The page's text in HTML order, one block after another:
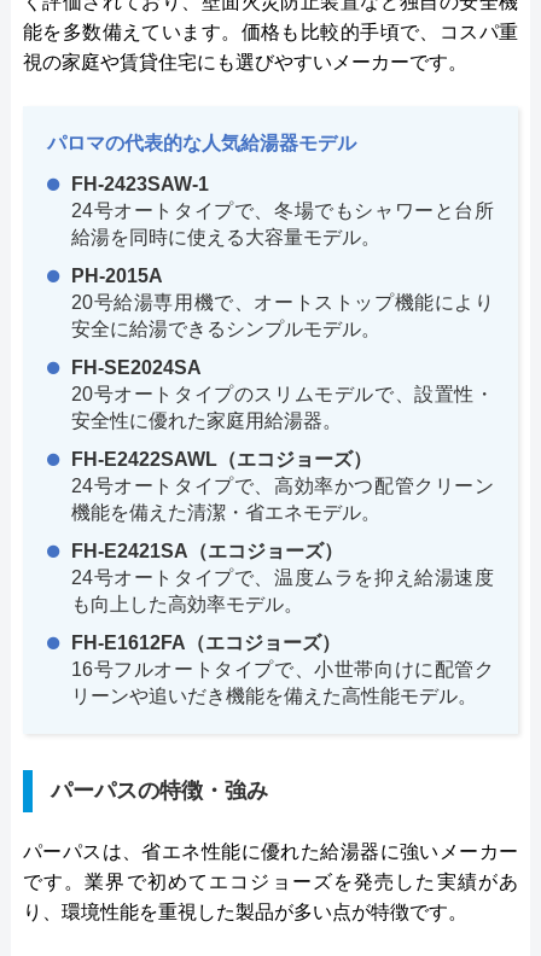
能を多数備えています。価格も比較的手頃で、コスパ重
視の家庭や賃貸住宅にも選びやすいメーカーです。
パロマの代表的な人気給湯器モデル
FH-2423SAW-1
24号オートタイプで、冬場でもシャワーと台所
給湯を同時に使える大容量モデル。
PH-2015A
20号給湯専用機で、オートストップ機能により
安全に給湯できるシンプルモデル。
FH-SE2024SA
20号オートタイプのスリムモデルで、設置性・
安全性に優れた家庭用給湯器。
FH-E2422SAWL（エコジョーズ）
24号オートタイプで、高効率かつ配管クリーン
機能を備えた清潔・省エネモデル。
FH-E2421SA（エコジョーズ）
24号オートタイプで、温度ムラを抑え給湯速度
も向上した高効率モデル。
FH-E1612FA（エコジョーズ）
16号フルオートタイプで、小世帯向けに配管ク
リーンや追いだき機能を備えた高性能モデル。
パーパスの特徴・強み
パーパスは、省エネ性能に優れた給湯器に強いメーカー
です。業界で初めてエコジョーズを発売した実績があ
り、環境性能を重視した製品が多い点が特徴です。